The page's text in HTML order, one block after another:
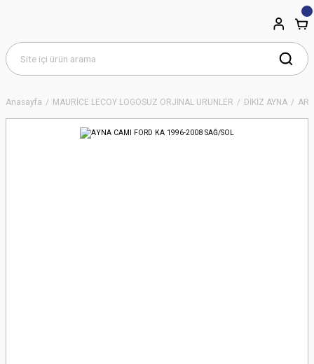
Anasayfa MAURİCE LECOY LOGOSUZ ORJİNAL ÜRÜNLER DİKİZ AYNA